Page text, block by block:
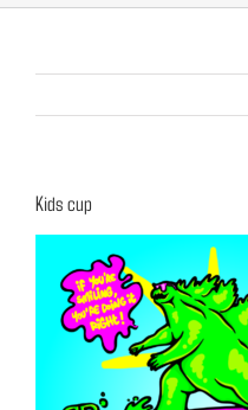
Kids cup